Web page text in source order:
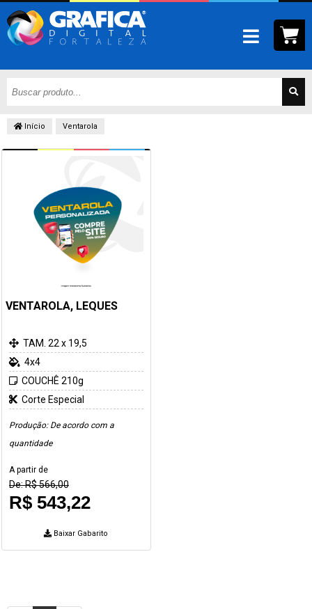
Início Ventarola
VENTAROLA, LEQUES
TAM. 22 x 19,5
4x4
COUCHÊ 210g
Corte Especial
Produção: De acordo com a
quantidade
A partir de
De: R$ 566,00
R$ 543,22
Baixar Gabarito